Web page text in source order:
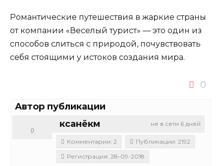
Романтические путешествия в жаркие страны
от компании «Веселый турист» — это один из
способов слиться с природой, почувствовать
себя стоящими у истоков создания мира.
0
Автор публикации
не в сети 6 дней
ксанёкм
0
Комментарии: 2
Публикации: 2192
Регистрация: 28-09-2018